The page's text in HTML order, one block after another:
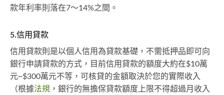
款年利率則落在7～14%之間。
5.信用貸款
信用貸款則是以個人信用為貸款基礎，不需抵押品即可向
銀行申請貸款的方式，目前信用貸款的額度大約在$10萬
元~$300萬元不等，可核貸的金額取決於您的實際收入
（根據法規 ，銀行的無擔保貸款額度上限不得超過月收入